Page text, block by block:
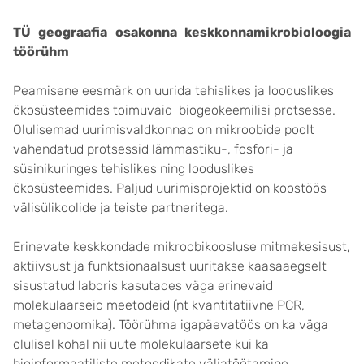
TÜ geograafia osakonna keskkonnamikrobioloogia
töörühm
Peamisene eesmärk on uurida tehislikes ja looduslikes
ökosüsteemides toimuvaid biogeokeemilisi protsesse.
Olulisemad uurimisvaldkonnad on mikroobide poolt
vahendatud protsessid lämmastiku-, fosfori- ja
süsinikuringes tehislikes ning looduslikes
ökosüsteemides. Paljud uurimisprojektid on koostöös
välisülikoolide ja teiste partneritega.
Erinevate keskkondade mikroobikoosluse mitmekesisust,
aktiivsust ja funktsionaalsust uuritakse kaasaaegselt
sisustatud laboris kasutades väga erinevaid
molekulaarseid meetodeid (nt kvantitatiivne PCR,
metagenoomika). Töörühma igapäevatöös on ka väga
olulisel kohal nii uute molekulaarsete kui ka